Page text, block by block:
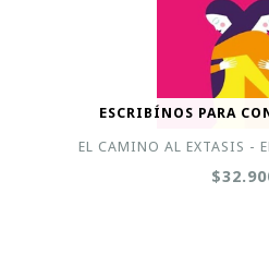
ESCRIBÍNOS PARA
EL CAMINO AL EXTASIS -